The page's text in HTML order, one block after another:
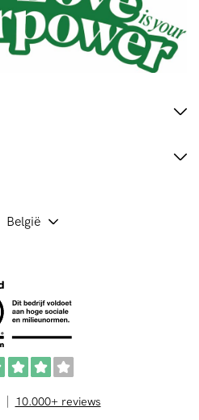
België
10.000+ reviews